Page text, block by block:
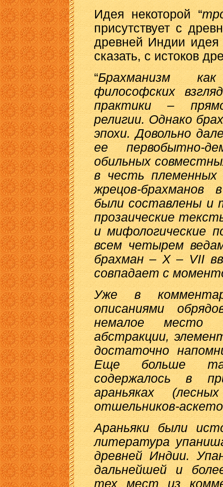
Идея некоторой “
присутствует с
древней Индии идея
сказать, с истоков
“Брахманизм
философских
практики –
религии. Однако
эпохи. Довольно
ее первобытно-
обильных
в честь племенных
жрецов-брахманов
были составлены и
прозаические
и мифологические
всем четырем
брахман – X – VII
совпадает с
Уже в
описаниями
немалое место
абстракции,
достаточно
Еще больше
содержалось в
араньяках
отшельников-
Араньяки были
литература
древней Индии.
дальнейшей и
тех мест из